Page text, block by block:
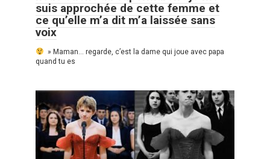
suis approchée de cette femme et
ce qu’elle m’a dit m’a laissée sans
voix
» Maman… regarde, c’est la dame qui joue avec papa
quand tu es